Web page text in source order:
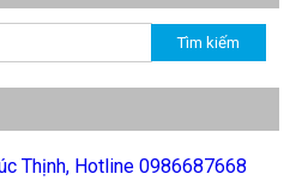
Thịnh, Hotline 0986687668